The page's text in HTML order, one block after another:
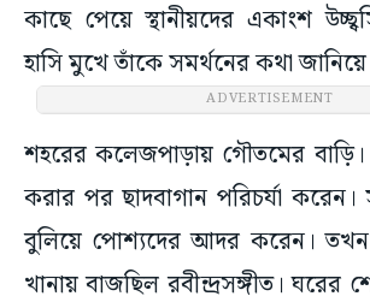
কাছে পেয়ে স্থানীয়দের একাংশ
হাসি মুখে তাঁকে সমর্থনের কথা
ADVERTISEMENT
শহরের কলেজপাড়ায় গৌতমের বাড়ি।
করার পর ছাদবাগান পরিচর্যা করেন।
বুলিয়ে পোশ্যদের আদর করেন।
খানায় বাজছিল রবীন্দ্রসঙ্গীত। ঘরের